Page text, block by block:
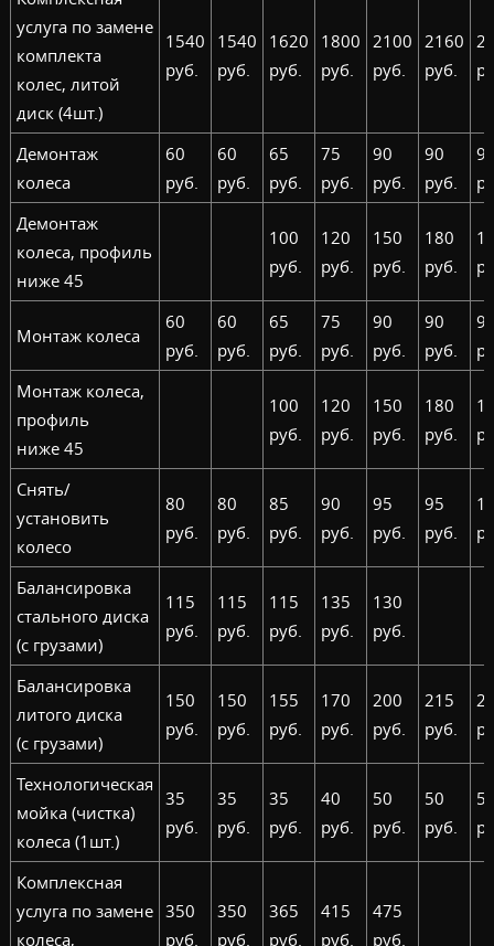
услуга по замене
комплекта
колес, литой
диск (4шт.)
1540
руб.
1540
руб.
1620
руб.
1800
руб.
2100
руб.
2160
руб.
Демонтаж
колеса
60
руб.
60
руб.
65
руб.
75
руб.
90
руб.
90
руб.
Демонтаж
колеса, профиль
ниже 45
100
руб.
120
руб.
150
руб.
180
руб.
Монтаж колеса
60
руб.
60
руб.
65
руб.
75
руб.
90
руб.
90
руб.
Монтаж колеса,
профиль
ниже 45
100
руб.
120
руб.
150
руб.
180
руб.
Снять/
установить
колесо
80
руб.
80
руб.
85
руб.
90
руб.
95
руб.
95
руб.
Балансировка
стального диска
(с грузами)
115
руб.
115
руб.
115
руб.
135
руб.
130
руб.
Балансировка
литого диска
(с грузами)
150
руб.
150
руб.
155
руб.
170
руб.
200
руб.
215
руб.
Технологическая
мойка (чистка)
колеса (1шт.)
35
руб.
35
руб.
35
руб.
40
руб.
50
руб.
50
руб.
Комплексная
услуга по замене
колеса,
350
руб.
350
руб.
365
руб.
415
руб.
475
руб.